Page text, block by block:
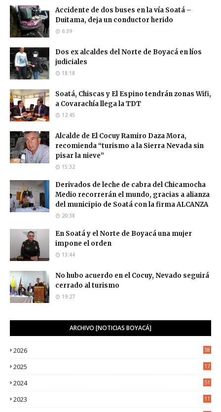
Accidente de dos buses en la vía Soatá –
Duitama, deja un conductor herido
6:39
Dos ex alcaldes del Norte de Boyacá en líos
judiciales
18:18
Soatá, Chiscas y El Espino tendrán zonas Wifi,
a Covarachía llega la TDT
12:45
Alcalde de El Cocuy Ramiro Daza Mora,
recomienda “turismo a la Sierra Nevada sin
pisar la nieve”
15:32
Derivados de leche de cabra del Chicamocha
Medio recorrerán el mundo, gracias a alianza
del municipio de Soatá con la firma ALCANZA
20:38
En Soatá y el Norte de Boyacá una mujer
impone el orden
13:44
No hubo acuerdo en el Cocuy, Nevado seguirá
cerrado al turismo
19:27
ARCHIVO [NOTICIAS BOYACÁ]
2026 38
2025
17
2024 51
2023
11